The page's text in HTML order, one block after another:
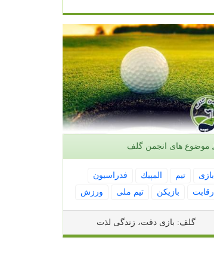
موضوع های انجمن گلف
بازی تیم المپیك
فدراسیون
رقابت
بازیكن تیم ملی ورزش
گلف: بازی دقت، زندگی لذت